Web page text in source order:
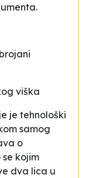
viška
je tehnološki
samog
o
kojim
dva lica u